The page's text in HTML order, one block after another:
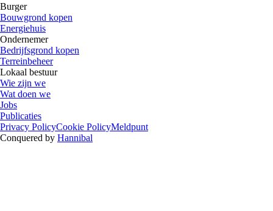
Burger
Bouwgrond kopen
Energiehuis
Ondernemer
Bedrijfsgrond kopen
Terreinbeheer
Lokaal bestuur
Wie zijn we
Wat doen we
Jobs
Publicaties
Privacy PolicyCookie PolicyMeldpunt
Conquered by Hannibal